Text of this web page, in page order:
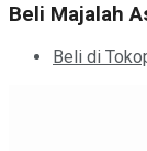
Beli Majalah
Beli di